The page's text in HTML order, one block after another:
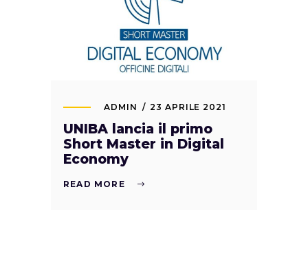
ADMIN 23 APRILE 2021
UNIBA lancia il primo
Short Master in Digital
Economy
READ MORE